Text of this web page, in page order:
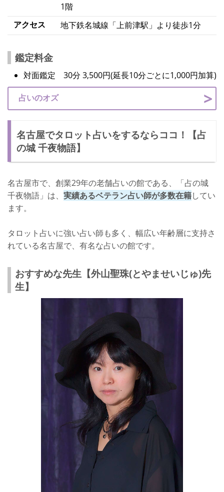
1階
アクセス
地下鉄名城線「上前津駅」より徒歩1分
鑑定料金
対面鑑定 30分 3,500円(延長10分ごとに1,000円加算)
占いのオズ
名古屋でタロット占いをするならココ！【占
の城 千夜物語】
名古屋市で、創業29年の老舗占いの館である、「占の城
千夜物語」は、 実績あるベテラン占い師が多数在籍してい
ます。
タロット占いに強い占い師も多く、幅広い年齢層に支持さ
れている名古屋で、有名な占いの館です。
おすすめな先生【外山聖珠(とやませいじゅ)先
生】